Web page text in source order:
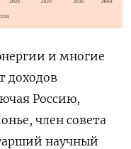
и многие
доходов
Россию,
член совета
научный